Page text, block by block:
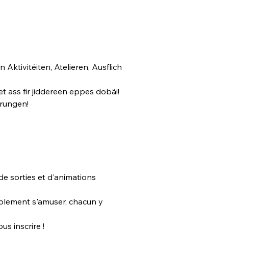
Aktivitéiten, Atelieren, Ausflich
ass fir jiddereen eppes dobäi!
sorties et d'animations
s'amuser, chacun y
inscrire !